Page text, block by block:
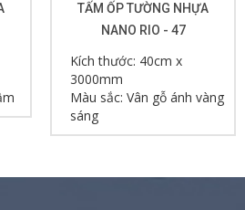
TẤM ỐP TƯỜNG NHỰA
NANO RIO - 47
Kích thước: 40cm x
3000mm
Màu sắc: Vân gỗ ánh vàng
sáng